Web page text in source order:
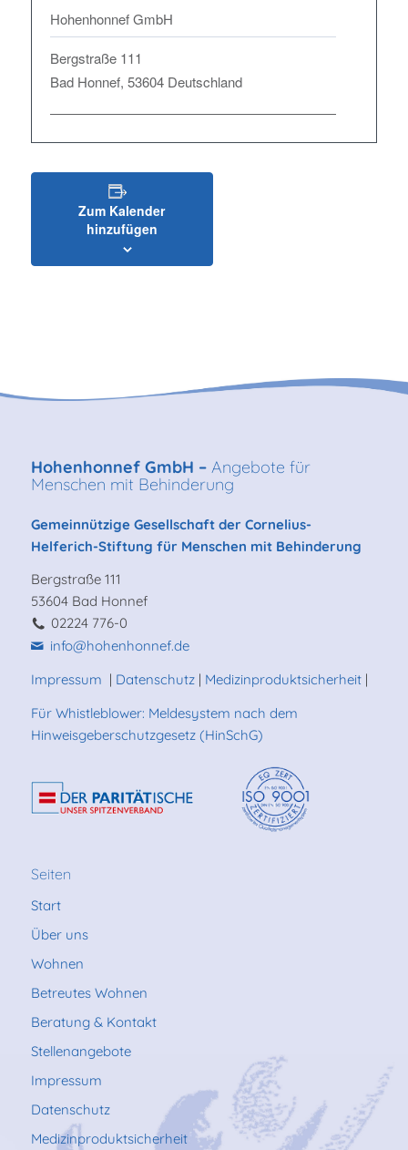
Hohenhonnef GmbH
Bergstraße 111
Bad Honnef, 53604 Deutschland
Zum Kalender
hinzufügen
Hohenhonnef GmbH –Angebote für
Menschen mit Behinderung
Gemeinnützige Gesellschaft der Cornelius-
Helferich-Stiftung für Menschen mit Behinderung
Bergstraße 111
53604 Bad Honnef
02224 776-0
info@hohenhonnef.de
Impressum | Datenschutz| Medizinproduktsicherheit|
Für Whistleblower: Meldesystem nach dem
Hinweisgeberschutzgesetz (HinSchG)
Seiten
Start
Über uns
Wohnen
Betreutes Wohnen
Beratung & Kontakt
Stellenangebote
Impressum
Datenschutz
Medizinproduktsicherheit